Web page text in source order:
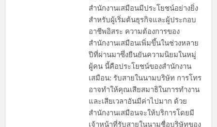
ได้โดยไม่ได้มีพื้นที่ทำงานจริง
สำนักงานเสมือนมีประโยชน์อย่างยิ่ง
สำหรับผู้เริ่มต้นธุรกิจและผู้ประกอบ
อาชีพอิสระ ความต้องการของ
สำนักงานเสมือนเพิ่มขึ้นในช่วงหลาย
ปีที่ผ่านมาซึ่งยืนยันความนิยมในหมู่
ผู้คน นี้คือประโยชน์ของสำนักงาน
เสมือน: รับสายในนามบริษัท การโทร
อาจทำให้คุณเสียสมาธิในการทำงาน
และเสียเวลาอันมีค่าไปมาก ด้วย
สำนักงานเสมือนจะให้บริการโดยมี